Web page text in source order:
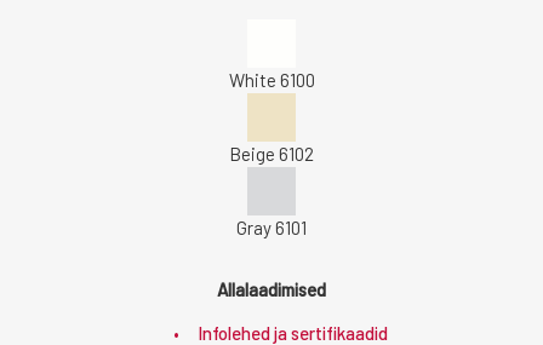
White 6100
Beige 6102
Gray 6101
Allalaadimised
Infolehed ja sertifikaadid